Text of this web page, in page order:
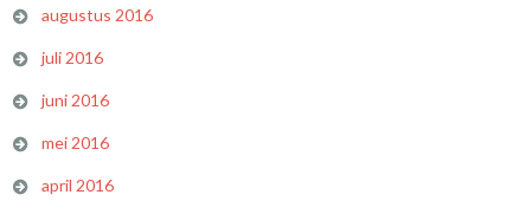
augustus 2016
juli 2016
juni 2016
mei 2016
april 2016